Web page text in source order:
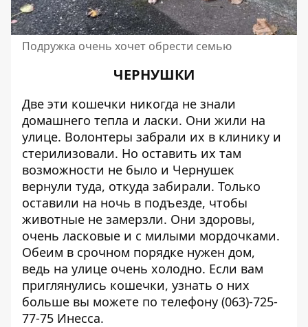
Подружка очень хочет обрести семью
ЧЕРНУШКИ
Две эти кошечки никогда не знали
домашнего тепла и ласки. Они жили на
улице. Волонтеры забрали их в клинику и
стерилизовали. Но оставить их там
возможности не было и Чернушек
вернули туда, откуда забирали. Только
оставили на ночь в подъезде, чтобы
животные не замерзли. Они здоровы,
очень ласковые и с милыми мордочками.
Обеим в срочном порядке нужен дом,
ведь на улице очень холодно. Если вам
приглянулись кошечки, узнать о них
больше вы можете по телефону (063)-725-
77-75 Инесса.